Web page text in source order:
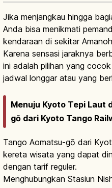
Jika menjangkau hingga
Anda bisa menikmati
kendaraan di sekitar
Karena sensasi jaraknya
ini adalah pilihan yang
jadwal longgar atau yang
Menuju Kyoto Tepi Laut
gō dari Kyoto Tango
Tango Aomatsu-gō dari
kereta wisata yang dapat
dengan tarif reguler.
Menghubungkan Stasiun